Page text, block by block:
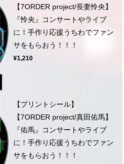
【7ORDER project/長妻怜央】
『怜央』コンサートやライブ
に！手作り応援うちわでファン
サをもらおう！！！
¥1,210
【プリントシール】
【7ORDER project/真田佑馬】
『佑馬』コンサートやライブ
に！手作り応援うちわでファン
サをもらおう！！！